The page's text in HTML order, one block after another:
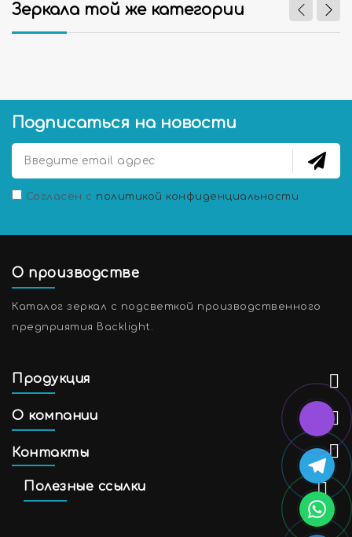
Зеркала той же категории
Подписаться на новости
Согласен с политикой конфиденциальности
О производстве
Каталог зеркал с подсветкой производственного
предприятия Backlight.
Продукция
О компании
Контакты
Полезные ссылки